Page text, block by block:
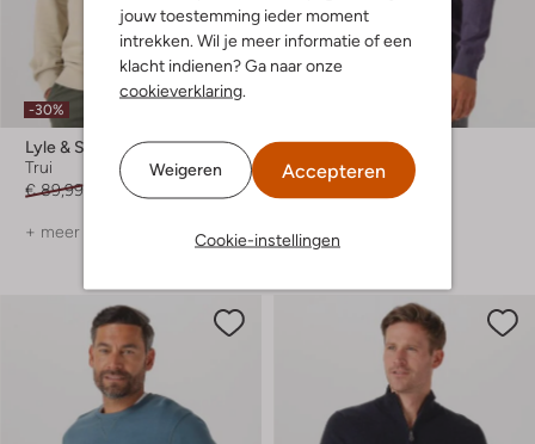
jouw toestemming ieder moment
intrekken. Wil je meer informatie of een
klacht indienen? Ga naar onze
cookieverklaring
Weigeren Accepteren
Cookie-instellingen
-30%
Lyle & Scott
Trui
€ 89,99
€ 62,99
+ meer kleuren
Lyle & Scott
Trui
€ 47,99
+ meer kleuren